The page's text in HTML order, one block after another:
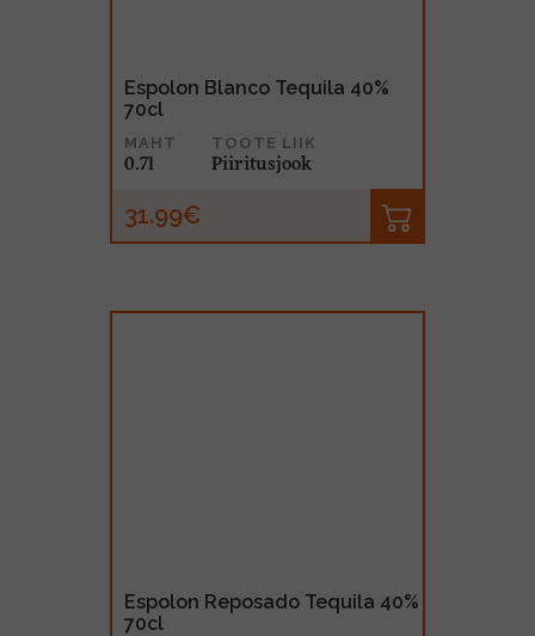
Espolon Blanco Tequila 40%
70cl
MAHT
0.7l
TOOTE LIIK
Piiritusjook
31.99€
Espolon Reposado Tequila 40%
70cl